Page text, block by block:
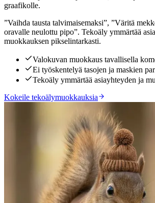
graafikolle.
”Vaihda tausta talvimaisemaksi”, ”Väritä
oravalle neulottu pipo”. Tekoäly ymmärtää
muokkauksen pikselintarkasti.
Valokuvan muokkaus tavallisella
Ei työskentelyä tasojen ja maskien
Tekoäly ymmärtää asiayhteyden ja
Kokeile tekoälymuokkauksia